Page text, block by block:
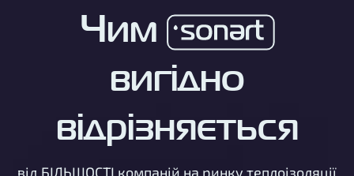
Чим
вигідно
відрізняється
від БІЛЬШОСТІ компаній на ринку теплоізоляції